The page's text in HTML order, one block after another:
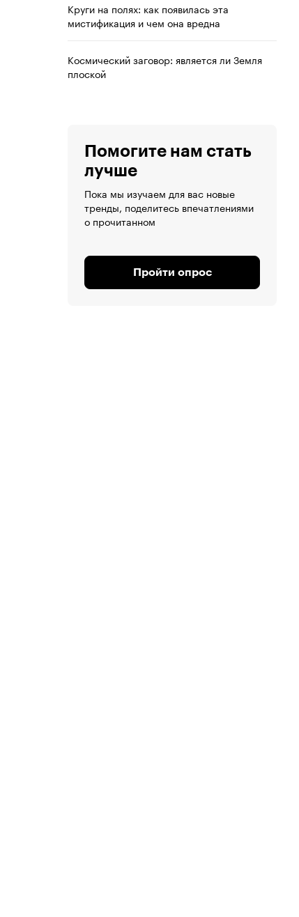
Круги на полях: как появилась эта
мистификация и чем она вредна
Космический заговор: является ли Земля
плоской
Помогите нам стать
лучше
Пока мы изучаем для вас новые
тренды, поделитесь впечатлениями
о прочитанном
Пройти опрос